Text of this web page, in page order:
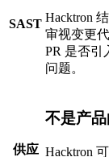
SAST Hacktron
审视变更
PR 是否引
问题。
供应
不是产
Hacktron